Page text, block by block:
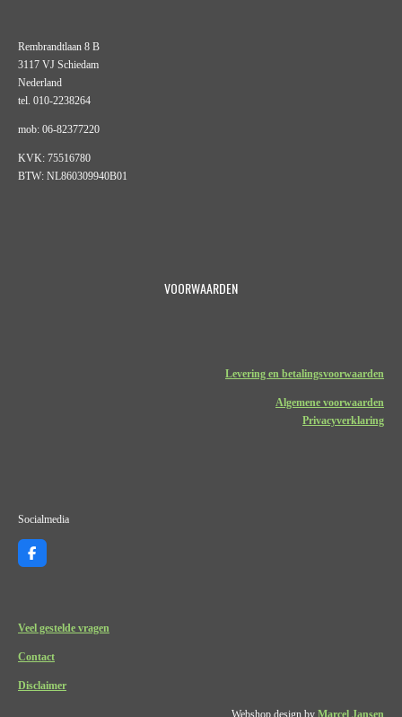
Rembrandtlaan 8 B
3117 VJ Schiedam
Nederland
tel. 010-2238264
mob: 06-82377220
KVK: 75516780
BTW: NL860309940B01
VOORWAARDEN
Levering en betalingsvoorwaarden
Algemene voorwaarden
Privacyverklaring
Socialmedia
F
a
o
Veel gestelde vragen
Contact
Disclaimer
Webshop design by Marcel Jansen